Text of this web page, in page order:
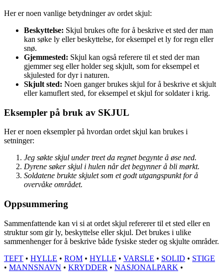
Her er noen vanlige betydninger av ordet skjul:
Beskyttelse: Skjul brukes ofte for å beskrive et sted der man
kan søke ly eller beskyttelse, for eksempel et ly for regn eller
snø.
Gjemmested: Skjul kan også referere til et sted der man
gjemmer seg eller holder seg skjult, som for eksempel et
skjulested for dyr i naturen.
Skjult sted: Noen ganger brukes skjul for å beskrive et skjult
eller kamuflert sted, for eksempel et skjul for soldater i krig.
Eksempler på bruk av SKJUL
Her er noen eksempler på hvordan ordet skjul kan brukes i
setninger:
Jeg søkte skjul under treet da regnet begynte å øse ned.
Dyrene søker skjul i hulen når det begynner å bli mørkt.
Soldatene brukte skjulet som et godt utgangspunkt for å
overvåke området.
Oppsummering
Sammenfattende kan vi si at ordet skjul refererer til et sted eller en
struktur som gir ly, beskyttelse eller skjul. Det brukes i ulike
sammenhenger for å beskrive både fysiske steder og skjulte områder.
TEFT • HYLLE • ROM • HYLLE • VARSLE • SOLID • STIGE
• MANNSNAVN • KRYDDER • NASJONALPARK •